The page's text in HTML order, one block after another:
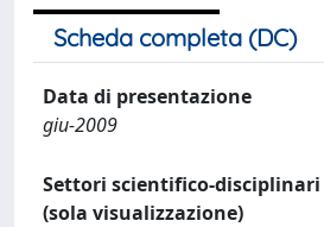
Scheda completa (DC)
Data di presentazione
giu-2009
Settori scientifico-
(sola visualizzazione)